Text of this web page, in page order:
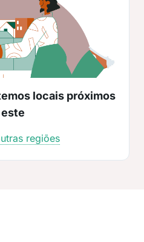
locais próximos
este
regiões